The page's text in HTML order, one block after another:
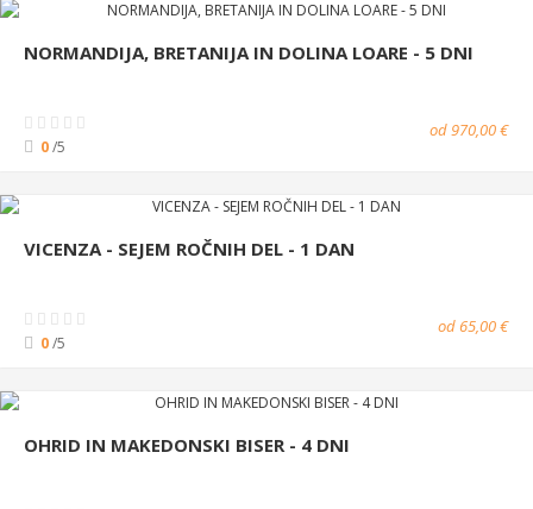
NORMANDIJA, BRETANIJA IN DOLINA LOARE - 5 DNI
0/5
od 970,00 €
VICENZA - SEJEM ROČNIH DEL - 1 DAN
0/5
od 65,00 €
OHRID IN MAKEDONSKI BISER - 4 DNI